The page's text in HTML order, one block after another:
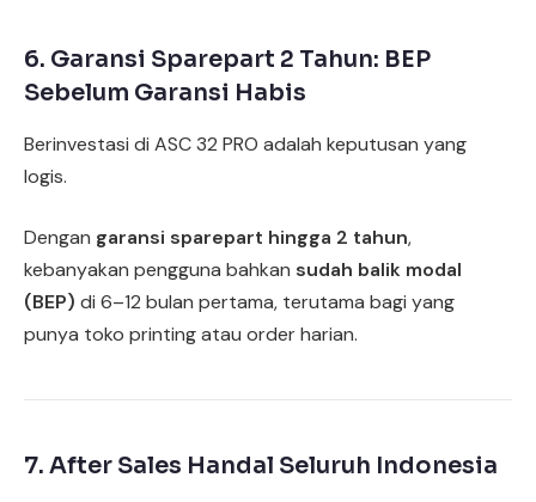
6. Garansi Sparepart 2 Tahun: BEP
Sebelum Garansi Habis
Berinvestasi di ASC 32 PRO adalah keputusan yang
logis.
Dengan garansi sparepart hingga 2 tahun,
kebanyakan pengguna bahkan sudah balik modal
(BEP) di 6–12 bulan pertama, terutama bagi yang
punya toko printing atau order harian.
7. After Sales Handal Seluruh Indonesia